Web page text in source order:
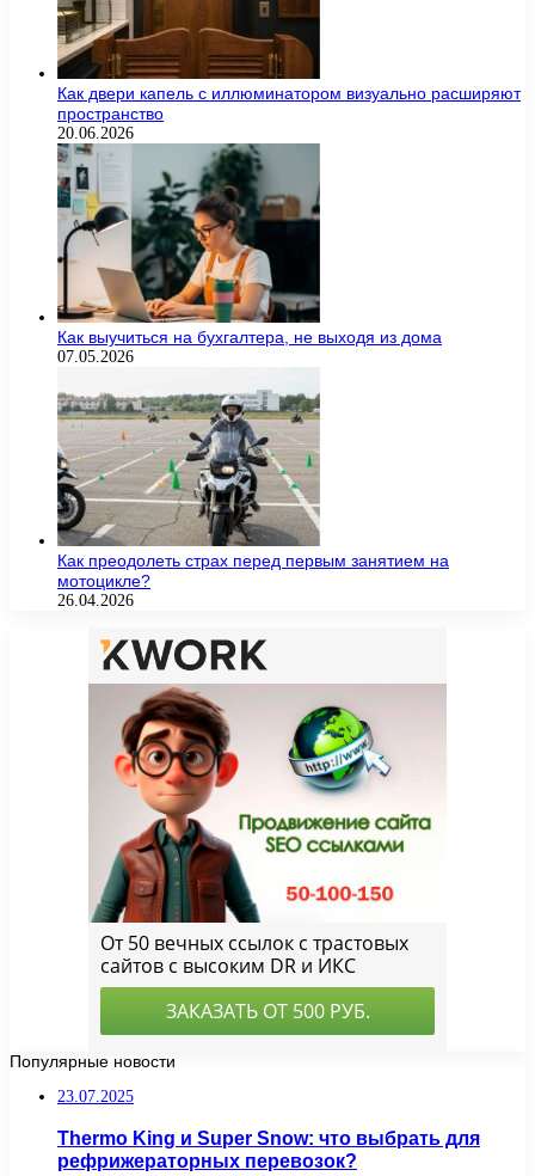
Как двери капель с иллюминатором визуально расширяют
пространство
20.06.2026
Как выучиться на бухгалтера, не выходя из дома
07.05.2026
Как преодолеть страх перед первым занятием на
мотоцикле?
26.04.2026
Популярные новости
23.07.2025
Thermo King и Super Snow: что выбрать для
рефрижераторных перевозок?